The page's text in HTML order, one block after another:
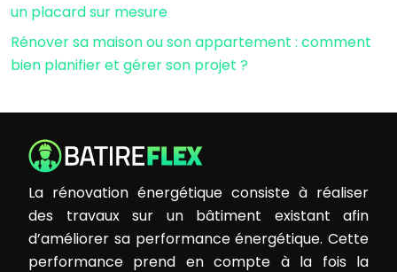
un placard sur mesure
Rénover sa maison ou son appartement : comment
bien planifier et gérer son projet ?
La rénovation énergétique consiste à réaliser
des travaux sur un bâtiment existant afin
d’améliorer sa performance énergétique. Cette
performance prend en compte à la fois la